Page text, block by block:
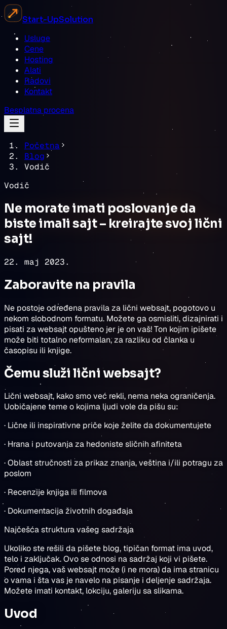
Start-UpSolution
Usluge
Cene
Hosting
Alati
Radovi
Kontakt
Besplatna procena
Početna
Blog
Vodič
Vodič
Ne morate imati poslovanje da
biste imali sajt – kreirajte svoj lični
sajt!
22. maj 2023.
Zaboravite na pravila
Ne postoje određena pravila za lični websajt, pogotovo u
nekom slobodnom formatu. Možete ga osmisliti, dizajnirati i
pisati za websajt opušteno jer je on vaš! Ton kojim ipišete
može biti totalno neformalan, za razliku od članka u
časopisu ili knjige.
Čemu služi lični websajt?
Lični websajt, kako smo već rekli, nema neka ograničenja.
Uobičajene teme o kojima ljudi vole da pišu su:
· Lične ili inspirativne priče koje želite da dokumentujete
· Hrana i putovanja za hedoniste sličnih afiniteta
· Oblast stručnosti za prikaz znanja, veština i/ili potragu za
poslom
· Recenzije knjiga ili filmova
· Dokumentacija životnih događaja
Najčešća struktura vašeg sadržaja
Ukoliko ste rešili da pišete blog, tipičan format ima uvod,
telo i zaključak. Ovo se odnosi na sadržaj koji vi pišete.
Pored njega, vaš websajt može (i ne mora) da ima stranicu
o vama i šta vas je navelo na pisanje i deljenje sadržaja.
Možete imati kontakt, lokciju, galeriju sa slikama.
Uvod